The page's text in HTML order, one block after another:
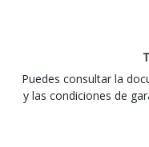
Puedes consultar la
y las condiciones de